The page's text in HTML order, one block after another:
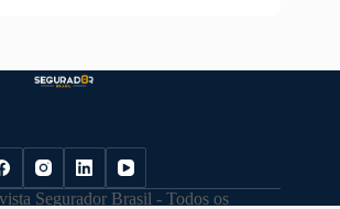
Segurador Brasil - Todos os